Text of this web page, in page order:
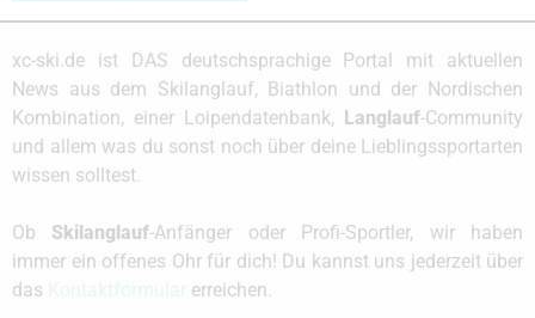
xc-ski.de ist DAS deutschsprachige Portal mit aktuellen
News aus dem Skilanglauf, Biathlon und der Nordischen
Kombination, einer Loipendatenbank,
Langlauf-Community
und allem was du sonst noch über deine Lieblingssportarten
wissen solltest.
Ob Skilanglauf-Anfänger oder Profi-Sportler, wir haben
immer ein offenes Ohr für dich! Du kannst uns jederzeit über
das
erreichen.